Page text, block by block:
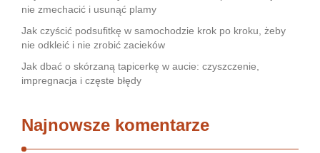
nie zmechacić i usunąć plamy
Jak czyścić podsufitkę w samochodzie krok po kroku, żeby
nie odkleić i nie zrobić zacieków
Jak dbać o skórzaną tapicerkę w aucie: czyszczenie,
impregnacja i częste błędy
Najnowsze komentarze